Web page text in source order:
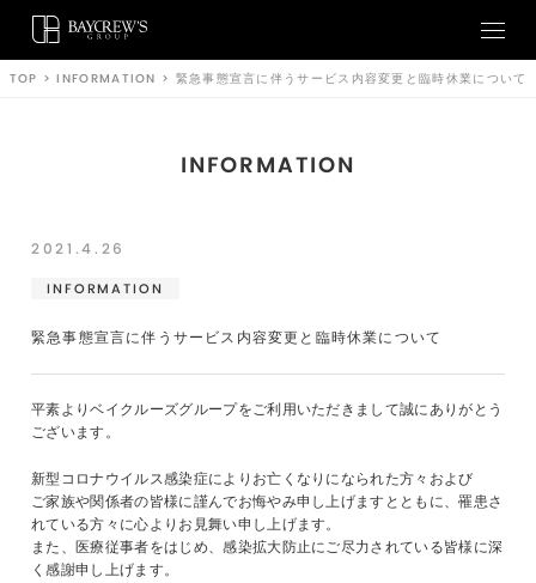
TOP >INFORMATION > 緊急事態宣言に伴うサービス内容変更と臨時休業について
INFORMATION
2021.4.26
INFORMATION
緊急事態宣言に伴うサービス内容変更と臨時休業について
平素よりベイクルーズグループをご利用いただきまして誠にありがとう
ございます。
新型コロナウイルス感染症によりお亡くなりになられた方々および
ご家族や関係者の皆様に謹んでお悔やみ申し上げますとともに、罹患さ
れている方々に心よりお見舞い申し上げます。
また、医療従事者をはじめ、感染拡大防止にご尽力されている皆様に深
く感謝申し上げます。